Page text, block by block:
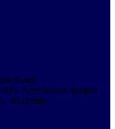
Anrufkosten hängen
49 ct/min.